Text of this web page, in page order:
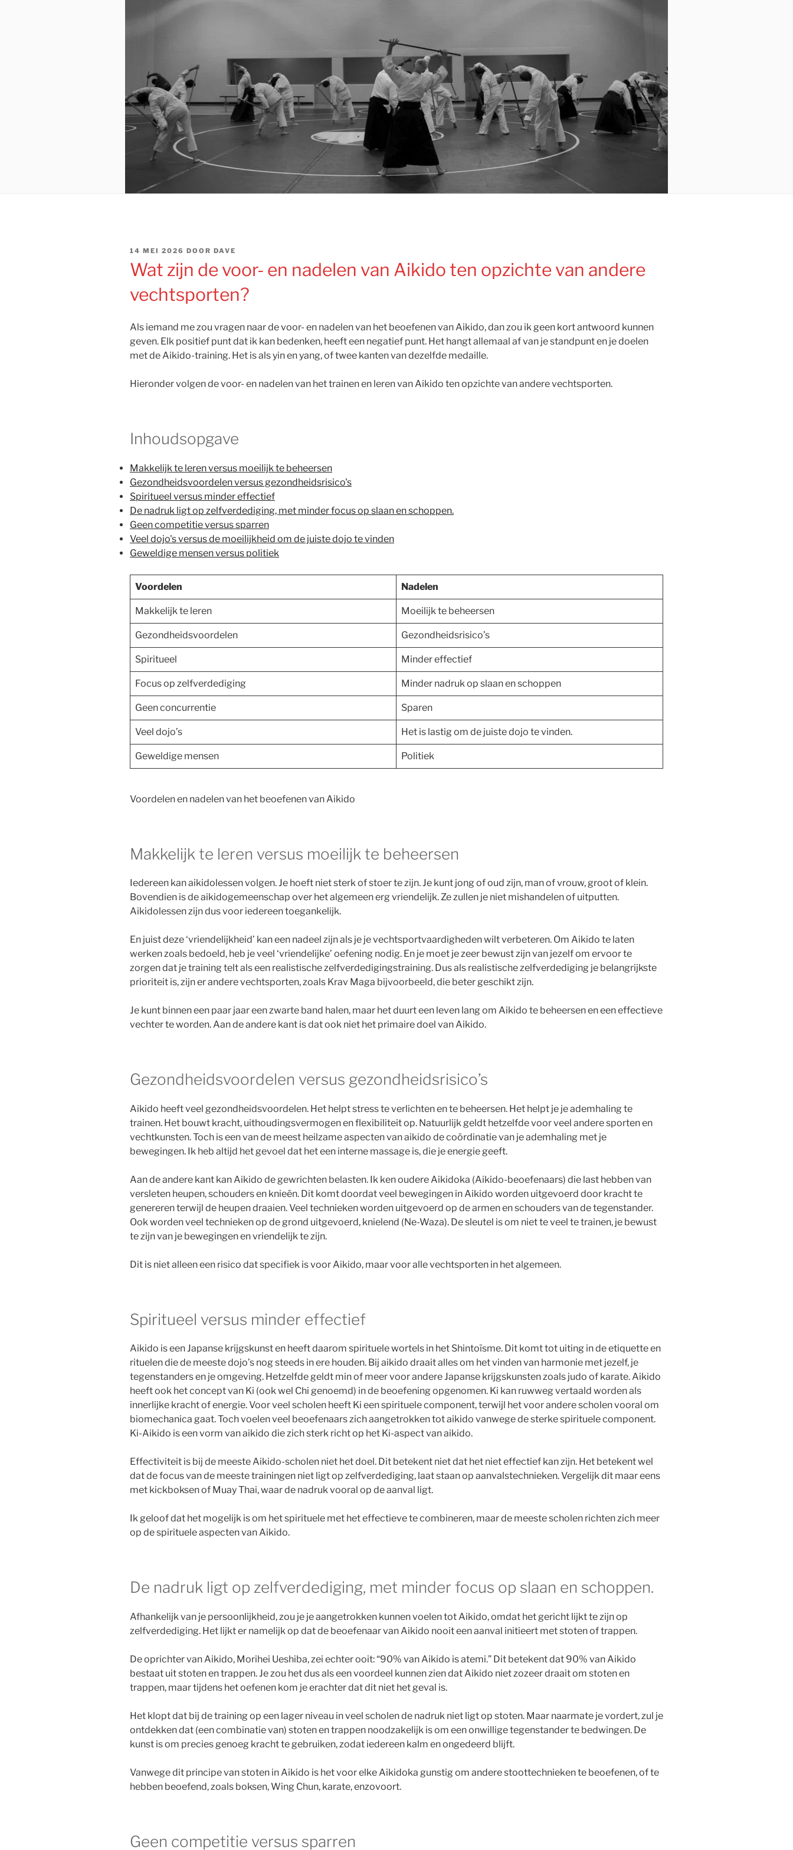
GEPLAATST
14 MEI 2026 DOOR DAVE
Wat zijn de voor- en nadelen van Aikido ten opzichte van andere
vechtsporten?
Als iemand me zou vragen naar de voor- en nadelen van het beoefenen van Aikido, dan zou ik geen kort antwoord kunnen
geven. Elk positief punt dat ik kan bedenken, heeft een negatief punt. Het hangt allemaal af van je standpunt en je doelen
met de Aikido-training. Het is als yin en yang, of twee kanten van dezelfde medaille.
Hieronder volgen de voor- en nadelen van het trainen en leren van Aikido ten opzichte van andere vechtsporten.
Inhoudsopgave
Makkelijk te leren versus moeilijk te beheersen
Gezondheidsvoordelen versus gezondheidsrisico's
Spiritueel versus minder effectief
De nadruk ligt op zelfverdediging, met minder focus op slaan en schoppen.
Geen competitie versus sparren
Veel dojo's versus de moeilijkheid om de juiste dojo te vinden
Geweldige mensen versus politiek
Voordelen Nadelen
Makkelijk te leren Moeilijk te beheersen
Gezondheidsvoordelen Gezondheidsrisico’s
Spiritueel Minder effectief
Focus op zelfverdediging Minder nadruk op slaan en schoppen
Geen concurrentie Sparen
Veel dojo’s Het is lastig om de juiste dojo te vinden.
Geweldige mensen Politiek
Voordelen en nadelen van het beoefenen van Aikido
Makkelijk te leren versus moeilijk te beheersen
Iedereen kan aikidolessen volgen. Je hoeft niet sterk of stoer te zijn. Je kunt jong of oud zijn, man of vrouw, groot of klein.
Bovendien is de aikidogemeenschap over het algemeen erg vriendelijk. Ze zullen je niet mishandelen of uitputten.
Aikidolessen zijn dus voor iedereen toegankelijk.
En juist deze ‘vriendelijkheid’ kan een nadeel zijn als je je vechtsportvaardigheden wilt verbeteren. Om Aikido te laten
werken zoals bedoeld, heb je veel ‘vriendelijke’ oefening nodig. En je moet je zeer bewust zijn van jezelf om ervoor te
zorgen dat je training telt als een realistische zelfverdedigingstraining. Dus als realistische zelfverdediging je belangrijkste
prioriteit is, zijn er andere vechtsporten, zoals Krav Maga bijvoorbeeld, die beter geschikt zijn.
Je kunt binnen een paar jaar een zwarte band halen, maar het duurt een leven lang om Aikido te beheersen en een effectieve
vechter te worden. Aan de andere kant is dat ook niet het primaire doel van Aikido.
Gezondheidsvoordelen versus gezondheidsrisico’s
Aikido heeft veel gezondheidsvoordelen. Het helpt stress te verlichten en te beheersen. Het helpt je je ademhaling te
trainen. Het bouwt kracht, uithoudingsvermogen en flexibiliteit op. Natuurlijk geldt hetzelfde voor veel andere sporten en
vechtkunsten. Toch is een van de meest heilzame aspecten van aikido de coördinatie van je ademhaling met je
bewegingen. Ik heb altijd het gevoel dat het een interne massage is, die je energie geeft.
Aan de andere kant kan Aikido de gewrichten belasten. Ik ken oudere Aikidoka (Aikido-beoefenaars) die last hebben van
versleten heupen, schouders en knieën. Dit komt doordat veel bewegingen in Aikido worden uitgevoerd door kracht te
genereren terwijl de heupen draaien. Veel technieken worden uitgevoerd op de armen en schouders van de tegenstander.
Ook worden veel technieken op de grond uitgevoerd, knielend (Ne-Waza). De sleutel is om niet te veel te trainen, je bewust
te zijn van je bewegingen en vriendelijk te zijn.
Dit is niet alleen een risico dat specifiek is voor Aikido, maar voor alle vechtsporten in het algemeen.
Spiritueel versus minder effectief
Aikido is een Japanse krijgskunst en heeft daarom spirituele wortels in het Shintoïsme. Dit komt tot uiting in de etiquette en
rituelen die de meeste dojo’s nog steeds in ere houden. Bij aikido draait alles om het vinden van harmonie met jezelf, je
tegenstanders en je omgeving. Hetzelfde geldt min of meer voor andere Japanse krijgskunsten zoals judo of karate. Aikido
heeft ook het concept van Ki (ook wel Chi genoemd) in de beoefening opgenomen. Ki kan ruwweg vertaald worden als
innerlijke kracht of energie. Voor veel scholen heeft Ki een spirituele component, terwijl het voor andere scholen vooral om
biomechanica gaat. Toch voelen veel beoefenaars zich aangetrokken tot aikido vanwege de sterke spirituele component.
Ki-Aikido is een vorm van aikido die zich sterk richt op het Ki-aspect van aikido.
Effectiviteit is bij de meeste Aikido-scholen niet het doel. Dit betekent niet dat het niet effectief kan zijn. Het betekent wel
dat de focus van de meeste trainingen niet ligt op zelfverdediging, laat staan ​​op aanvalstechnieken. Vergelijk dit maar eens
met kickboksen of Muay Thai, waar de nadruk vooral op de aanval ligt.
Ik geloof dat het mogelijk is om het spirituele met het effectieve te combineren, maar de meeste scholen richten zich meer
op de spirituele aspecten van Aikido.
De nadruk ligt op zelfverdediging, met minder focus op slaan en schoppen.
Afhankelijk van je persoonlijkheid, zou je je aangetrokken kunnen voelen tot Aikido, omdat het gericht lijkt te zijn op
zelfverdediging. Het lijkt er namelijk op dat de beoefenaar van Aikido nooit een aanval initieert met stoten of trappen.
De oprichter van Aikido, Morihei Ueshiba, zei echter ooit: “90% van Aikido is atemi.” Dit betekent dat 90% van Aikido
bestaat uit stoten en trappen. Je zou het dus als een voordeel kunnen zien dat Aikido niet zozeer draait om stoten en
trappen, maar tijdens het oefenen kom je erachter dat dit niet het geval is.
Het klopt dat bij de training op een lager niveau in veel scholen de nadruk niet ligt op stoten. Maar naarmate je vordert, zul je
ontdekken dat (een combinatie van) stoten en trappen noodzakelijk is om een ​​onwillige tegenstander te bedwingen. De
kunst is om precies genoeg kracht te gebruiken, zodat iedereen kalm en ongedeerd blijft.
Vanwege dit principe van stoten in Aikido is het voor elke Aikidoka gunstig om andere stoottechnieken te beoefenen, of te
hebben beoefend, zoals boksen, Wing Chun, karate, enzovoort.
Geen competitie versus sparren